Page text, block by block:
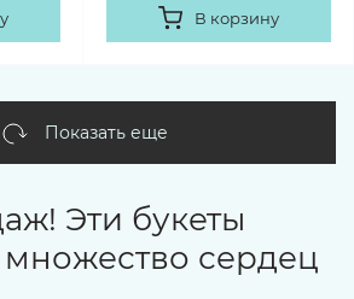
В корзину
Показать еще
Эти букеты
сердец